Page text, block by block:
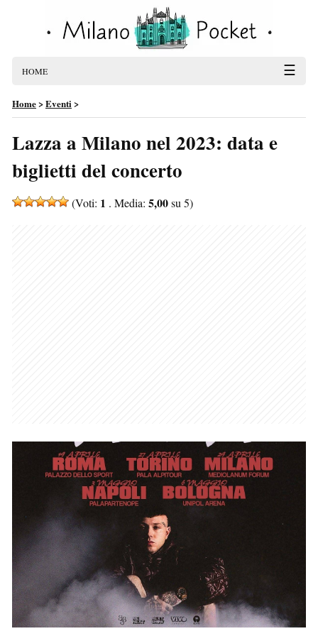
HOME ☰
Home>Eventi>
Lazza a Milano nel 2023: data e
biglietti del concerto
(Voti: 1 . Media: 5,00su 5)